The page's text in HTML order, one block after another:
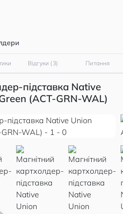
Відгуки (3) Питання
підставка Native
(ACT-GRN-WAL)